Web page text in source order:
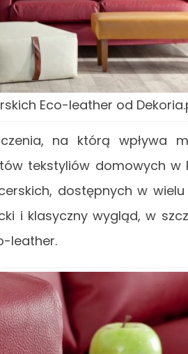
Eco-leather od
na którą wpływa
tekstyliów domowych
dostępnych w
i klasyczny wygląd, w
leather.